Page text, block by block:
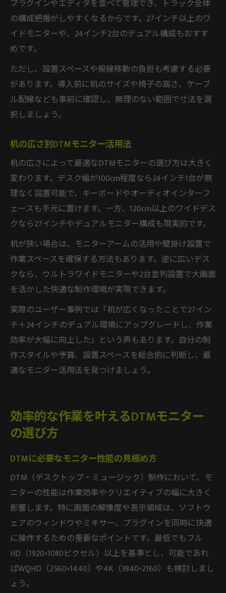
プラグインやエディタを並べて管理でき、トラック全体
の構成把握がしやすくなるからです。27インチ以上のワ
イドモニターや、24インチ2台のデュアル構成もおすす
めです。
ただし、設置スペースや視線移動の負担も考慮する必要
があります。導入前に机のサイズや椅子の高さ、ケーブ
ル配線なども事前に確認し、無理のない範囲で寸法を選
択しましょう。
机の広さ別DTMモニター活用法
机の広さによって最適なDTMモニターの選び方は大きく
変わります。デスク幅が100cm程度なら24インチ1台が無
理なく設置可能で、キーボードやオーディオインターフ
ェースも手元に置けます。一方、120cm以上のワイドデス
クなら27インチやデュアルモニター構成も現実的です。
机が狭い場合は、モニターアームの活用や壁掛け設置で
作業スペースを確保する方法もあります。逆に広いデス
クなら、ウルトラワイドモニターや2台並列設置で大画面
を活かした快適な制作環境が実現できます。
実際のユーザー事例では「机が広くなったことで27イン
チ＋24インチのデュアル環境にアップグレードし、作業
効率が大幅に向上した」という声もあります。自分の制
作スタイルや予算、設置スペースを総合的に判断し、最
適なモニター活用法を見つけましょう。
効率的な作業を叶えるDTMモニター
の選び方
DTMに必要なモニター性能の見極め方
DTM（デスクトップ・ミュージック）制作において、モ
ニターの性能は作業効率やクリエイティブの幅に大きく
影響します。特に画面の解像度や表示領域は、ソフトウ
ェアのウィンドウやミキサー、プラグインを同時に快適
に操作するための重要なポイントです。最低でもフル
HD（1920×1080ピクセル）以上を基準とし、可能であれ
ばWQHD（2560×1440）や4K（3840×2160）も検討しまし
ょう。